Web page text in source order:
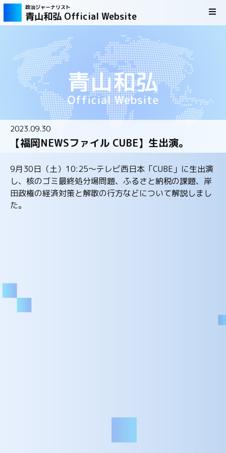
政治ジャーナリスト
青山和弘 Official Website
2023.09.30
【福岡NEWSファイル CUBE】生出演。
9月30日（土）10:25～テレビ西日本「CUBE」に生出演
し、核のゴミ最終処分場問題、ふるさと納税の課題、岸
田政権の経済対策と解散の行方などについて解説しまし
た。